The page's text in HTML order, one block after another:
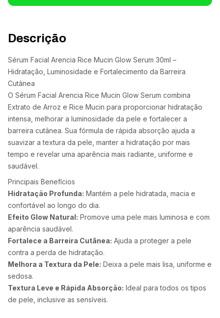
Descrição
Sérum Facial Arencia Rice Mucin Glow Serum 30ml –
Hidratação, Luminosidade e Fortalecimento da Barreira
Cutânea
O Sérum Facial Arencia Rice Mucin Glow Serum combina
Extrato de Arroz e Rice Mucin para proporcionar hidratação
intensa, melhorar a luminosidade da pele e fortalecer a
barreira cutânea. Sua fórmula de rápida absorção ajuda a
suavizar a textura da pele, manter a hidratação por mais
tempo e revelar uma aparência mais radiante, uniforme e
saudável.
Principais Benefícios
Hidratação Profunda: Mantém a pele hidratada, macia e
confortável ao longo do dia.
Efeito Glow Natural: Promove uma pele mais luminosa e com
aparência saudável.
Fortalece a Barreira Cutânea: Ajuda a proteger a pele
contra a perda de hidratação.
Melhora a Textura da Pele: Deixa a pele mais lisa, uniforme e
sedosa.
Textura Leve e Rápida Absorção: Ideal para todos os tipos
de pele, inclusive as sensíveis.